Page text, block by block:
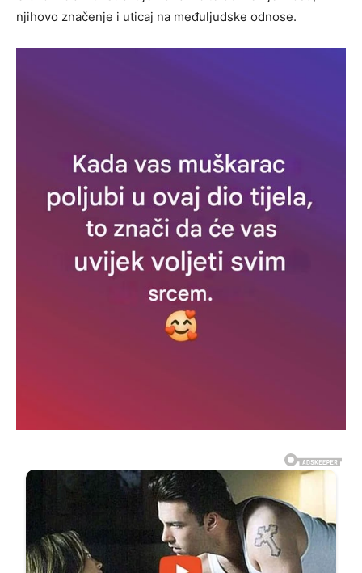
njihovo značenje i uticaj na međuljudske odnose.